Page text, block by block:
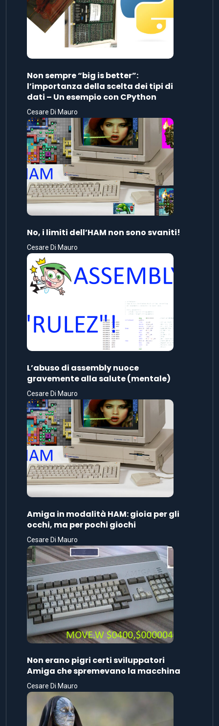
Non sempre “big is better”:
l’importanza della scelta dei tipi di
dati – Un esempio con CPython
Cesare Di Mauro
No, i limiti dell’HAM non sono svaniti!
Cesare Di Mauro
L’abuso di assembly nuoce
gravemente alla salute (mentale)
Cesare Di Mauro
Amiga in modalità HAM: gioia per gli
occhi, ma per pochi giochi
Cesare Di Mauro
Non erano pigri certi sviluppatori
Amiga che spremevano la macchina
Cesare Di Mauro